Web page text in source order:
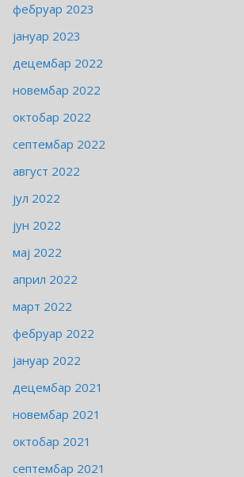
фебруар 2023
јануар 2023
децембар 2022
новембар 2022
октобар 2022
септембар 2022
август 2022
јул 2022
јун 2022
мај 2022
април 2022
март 2022
фебруар 2022
јануар 2022
децембар 2021
новембар 2021
октобар 2021
септембар 2021